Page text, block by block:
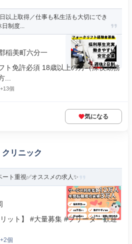
以上取得／仕事も私生活も大切にでき
日制度...
稲美町六分一
ト免許必須 18歳以上の方（深夜勤務
...
+13個
気になる
リニック
ート重視✅️オススメの求人✨
ット】 #大量募集 #フリーター歓迎
+2個